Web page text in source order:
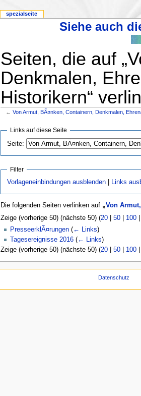
Siehe auch
Seiten, die auf
Denkmalen,
Historikern“
←Von Armut, BÃ¤nken, Containern, Denkmalen,
Links auf diese Seite
Seite:
Filter
Vorlageneinbindungen ausblenden
Links
Die folgenden Seiten verlinken auf „Von
Zeige (vorherige 50) (nächste 50) (20| 50| 100
PresseerklÃ¤rungen (← Links)
Tagesereignisse 2016 (← Links)
Zeige (vorherige 50) (nächste 50) (20| 50| 100
spezialseite
Datenschutz